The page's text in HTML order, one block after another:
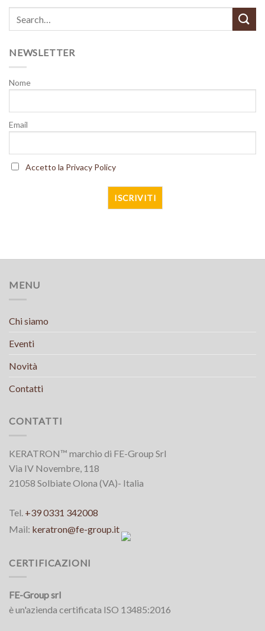
NEWSLETTER
Nome
Email
Accetto la Privacy Policy
MENU
Chi siamo
Eventi
Novità
Contatti
CONTATTI
KERATRON™ marchio di FE-Group Srl
Via IV Novembre, 118
21058 Solbiate Olona (VA)- Italia
Tel. +39 0331 342008
Mail: keratron@fe-group.it
CERTIFICAZIONI
FE-Group srl
è un'azienda certificata ISO 13485:2016